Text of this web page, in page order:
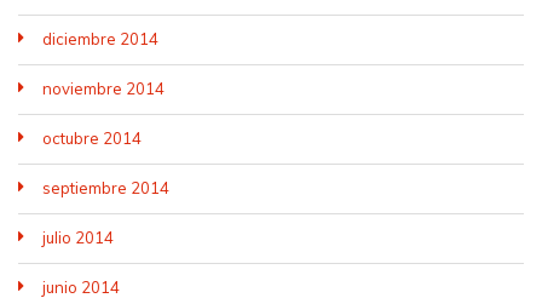
diciembre 2014
noviembre 2014
octubre 2014
septiembre 2014
julio 2014
junio 2014